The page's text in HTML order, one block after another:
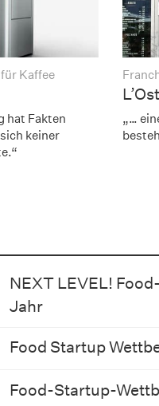
Kaffee
hat Fakten
keiner
„…
NEXT LEVEL!
Jahr
Food Startup
Food-Startup-